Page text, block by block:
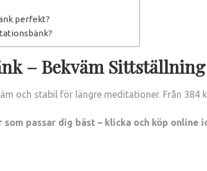
perfekt?
– Bekväm
och stabil för längre meditationer. Från 384
passar dig bäst – klicka och köp online